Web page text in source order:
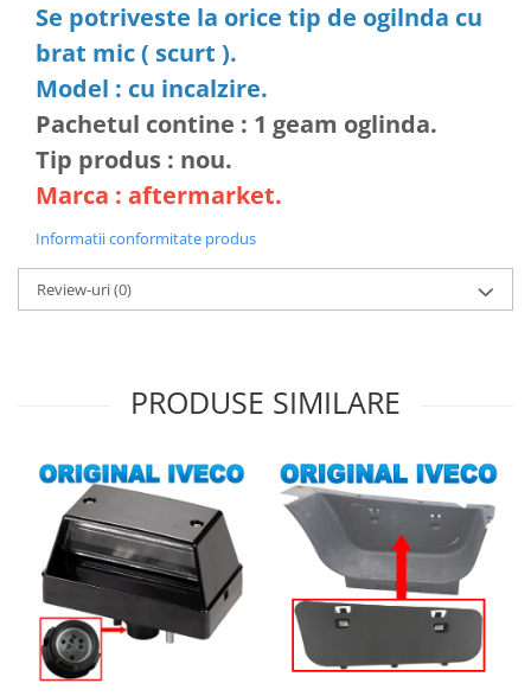
Se potriveste la orice tip de ogilnda cu
brat mic ( scurt ).
Model : cu incalzire.
Pachetul contine : 1 geam oglinda.
Tip produs : nou.
Marca : aftermarket.
Informatii conformitate produs
Review-uri(0)
PRODUSE SIMILARE